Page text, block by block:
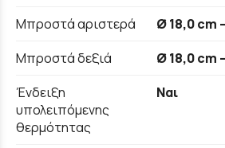
Μπροστά αριστερά
Ø 18,0 cm
Μπροστά δεξιά
Ø 18,0 cm
Ένδειξη
υπολειπόμενης
θερμότητας
Ναι